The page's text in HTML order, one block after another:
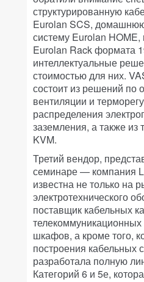
структурированную
Eurolan SCS,
систему Eurolan
Eurolan Rack формата
интеллектуальные
стоимостью для них.
состоит из решений по
вентиляции и
распределения
заземления, а также из
KVM.
Третий вендор,
семинаре — компания
известна не только на
электротехнического
поставщик кабельных
телекоммуникационных
шкафов, а кроме того,
построения кабельных
разработала полную
Категорий 6 и 5е,